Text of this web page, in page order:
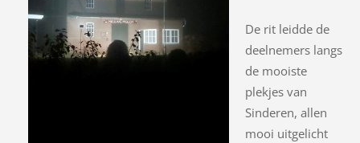
De rit leidde de
deelnemers langs
de mooiste
plekjes van
Sinderen, allen
mooi uitgelicht